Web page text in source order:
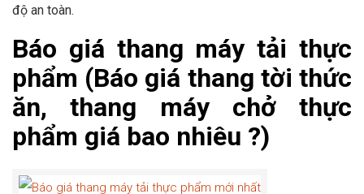
độ an toàn.
Báo giá thang máy tải thực
phẩm (Báo giá thang tời thức
ăn, thang máy chở thực
phẩm giá bao nhiêu ?)